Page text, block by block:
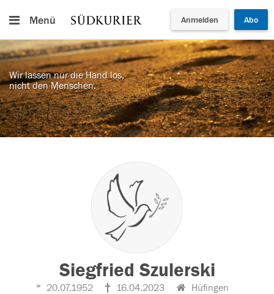
Menü Anmelden Abo
Wir lassen nur die Hand los,
nicht den Menschen.
Siegfried Szulerski
20.07.1952 16.04.2023 Hüfingen